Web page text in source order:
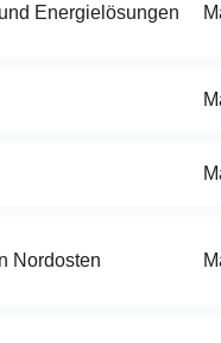
Energielösungen
Nordosten